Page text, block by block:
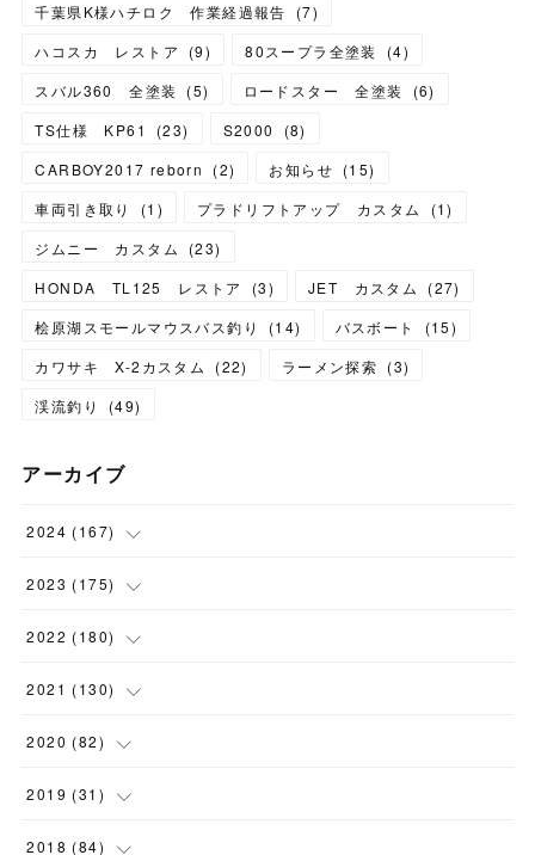
千葉県K様ハチロク 作業経過報告
(7)
ハコスカ レストア
(9) 80スープラ全塗装 (4)
スバル360 全塗装
(5) ロードスター 全塗装 (6)
TS仕様 KP61
(23) S2000 (8)
CARBOY2017 reborn
(2) お知らせ (15)
車両引き取り
(1 ) プラドリフトアップ カスタム (1)
ジムニー カスタム
(23)
HONDA TL125 レストア
(3) JET カスタム (27)
桧原湖スモールマウスバス釣り
(14) バスボート (15)
カワサキ X-2カスタム
(22) ラーメン探索 (3)
渓流釣り
(49)
アーカイブ
2024 (167)
(11)
(24)
(23)
( 23
2023 (175)
(12)
(18)
(16
( 15
2022 (180)
(17)
(15
(23
( 14
2021 (130)
(10
(4 )
( 16
2020 (82)
(21
(8 )
2019 (31 )
(1)
2018 (84)